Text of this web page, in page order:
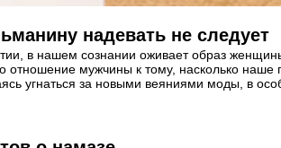
надевать не следует
в нашем сознании оживает образ
отношение мужчины к тому, насколько
угнаться за новыми веяниями моды, в